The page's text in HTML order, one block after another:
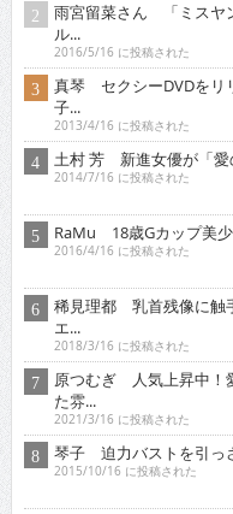
雨宮留菜さん 「ミスヤ
ル...
2016/5/16 に投稿された
真琴 セクシーDVDをリ
子...
2013/4/16 に投稿された
土村 芳 新進女優が「愛
2014/7/16 に投稿された
RaMu 18歳Gカップ美
2016/4/16 に投稿された
稀見理都 乳首残像に触
エ...
2018/3/16 に投稿された
原つむぎ 人気上昇中！
た雰...
2021/3/16 に投稿された
琴子 迫力バストを引っ
2015/10/16 に投稿された